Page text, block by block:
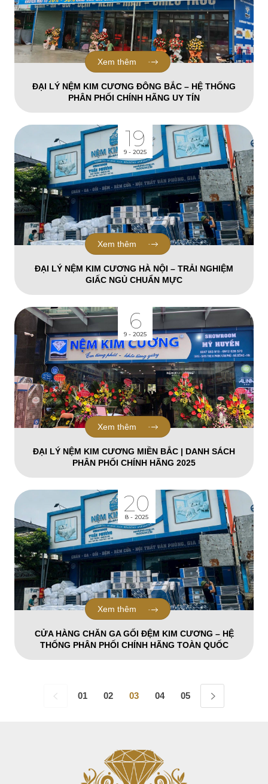
ĐẠI LÝ NỆM KIM CƯƠNG ĐÔNG BẮC – HỆ THỐNG
PHÂN PHỐI CHÍNH HÃNG UY TÍN
Xem thêm
19
9 - 2025
ĐẠI LÝ NỆM KIM CƯƠNG HÀ NỘI – TRẢI NGHIỆM
GIẤC NGỦ CHUẨN MỰC
Xem thêm
6
9 - 2025
ĐẠI LÝ NỆM KIM CƯƠNG MIỀN BẮC | DANH SÁCH
PHÂN PHỐI CHÍNH HÃNG 2025
Xem thêm
20
8 - 2025
CỬA HÀNG CHĂN GA GỐI ĐỆM KIM CƯƠNG – HỆ
THỐNG PHÂN PHỐI CHÍNH HÃNG TOÀN QUỐC
Xem thêm
01 02 03 04 05 06